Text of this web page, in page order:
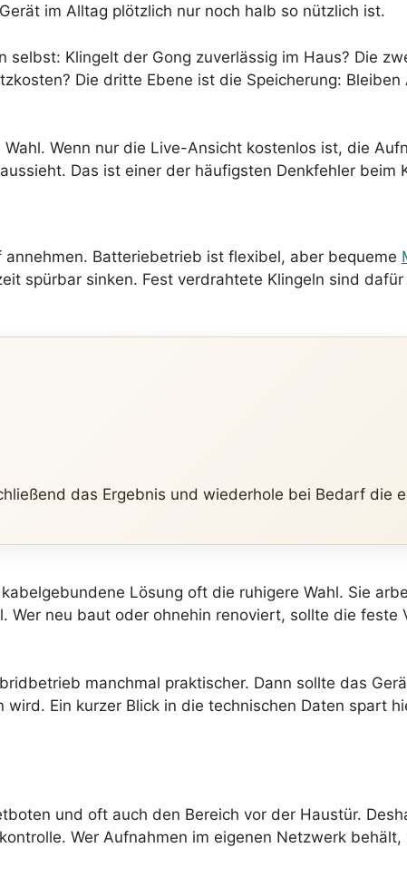
im Alltag plötzlich nur noch halb so nützlich ist.
Klingelt der Gong zuverlässig im Haus? Die
Die dritte Ebene ist die Speicherung: Bleiben
Wenn nur die Live-Ansicht kostenlos ist, die
Das ist einer der häufigsten Denkfehler beim
Batteriebetrieb ist flexibel, aber bequeme
spürbar sinken. Fest verdrahtete Klingeln sind
das Ergebnis und wiederhole bei Bedarf die
Lösung oft die ruhigere Wahl. Sie
neu baut oder ohnehin renoviert, sollte die feste
manchmal praktischer. Dann sollte das
Ein kurzer Blick in die technischen Daten spart
und oft auch den Bereich vor der Haustür.
Wer Aufnahmen im eigenen Netzwerk